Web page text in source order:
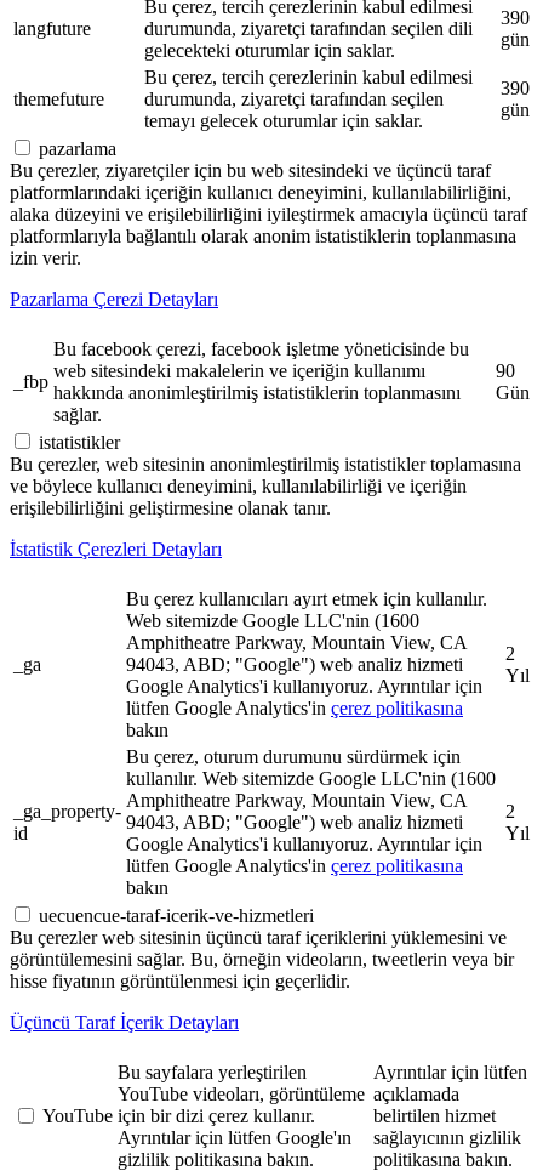
langfuture
Bu çerez, tercih çerezlerinin kabul edilmesi
durumunda, ziyaretçi tarafından seçilen dili
gelecekteki oturumlar için saklar.
390
gün
themefuture
Bu çerez, tercih çerezlerinin kabul edilmesi
durumunda, ziyaretçi tarafından seçilen
temayı gelecek oturumlar için saklar.
390
gün
pazarlama
Bu çerezler, ziyaretçiler için bu web sitesindeki ve üçüncü taraf
platformlarındaki içeriğin kullanıcı deneyimini, kullanılabilirliğini,
alaka düzeyini ve erişilebilirliğini iyileştirmek amacıyla üçüncü taraf
platformlarıyla bağlantılı olarak anonim istatistiklerin toplanmasına
izin verir.
Pazarlama Çerezi Detayları
_fbp
Bu facebook çerezi, facebook işletme yöneticisinde bu
web sitesindeki makalelerin ve içeriğin kullanımı
hakkında anonimleştirilmiş istatistiklerin toplanmasını
sağlar.
90
Gün
istatistikler
Bu çerezler, web sitesinin anonimleştirilmiş istatistikler toplamasına
ve böylece kullanıcı deneyimini, kullanılabilirliği ve içeriğin
erişilebilirliğini geliştirmesine olanak tanır.
İstatistik Çerezleri Detayları
_ga
Bu çerez kullanıcıları ayırt etmek için kullanılır.
Web sitemizde Google LLC'nin (1600
Amphitheatre Parkway, Mountain View, CA
94043, ABD; "Google") web analiz hizmeti
Google Analytics'i kullanıyoruz. Ayrıntılar için
lütfen Google Analytics'in çerez politikasına
bakın
2
Yıl
_ga_property-
id
Bu çerez, oturum durumunu sürdürmek için
kullanılır. Web sitemizde Google LLC'nin (1600
Amphitheatre Parkway, Mountain View, CA
94043, ABD; "Google") web analiz hizmeti
Google Analytics'i kullanıyoruz. Ayrıntılar için
lütfen Google Analytics'in çerez politikasına
bakın
2
Yıl
uecuencue-taraf-icerik-ve-hizmetleri
Bu çerezler web sitesinin üçüncü taraf içeriklerini yüklemesini ve
görüntülemesini sağlar. Bu, örneğin videoların, tweetlerin veya bir
hisse fiyatının görüntülenmesi için geçerlidir.
Üçüncü Taraf İçerik Detayları
YouTube
Bu sayfalara yerleştirilen
YouTube videoları, görüntüleme
için bir dizi çerez kullanır.
Ayrıntılar için lütfen Google'ın
gizlilik politikasına bakın.
Ayrıntılar için lütfen
açıklamada
belirtilen hizmet
sağlayıcının gizlilik
politikasına bakın.